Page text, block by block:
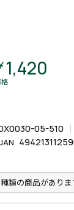
1,420
格
05-510
JAN
類の商品がありま